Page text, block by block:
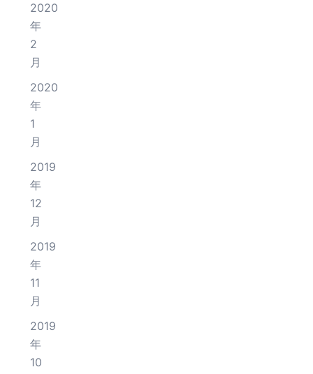
2020
年
2
月
2020
年
1
月
2019
年
12
月
2019
年
11
月
2019
年
10